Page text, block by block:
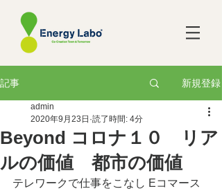
記事 新規登録
Beyond コロナ１０ リア
ルの価値 都市の価値
admin
2020年9月23日 読了時間: 4分
テレワークで仕事をこなし Eコマース